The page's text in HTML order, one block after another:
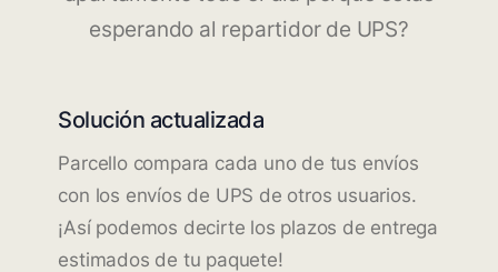
esperando al repartidor de UPS?
Solución actualizada
Parcello compara cada uno de tus envíos
con los envíos de UPS de otros usuarios.
¡Así podemos decirte los plazos de entrega
estimados de tu paquete!